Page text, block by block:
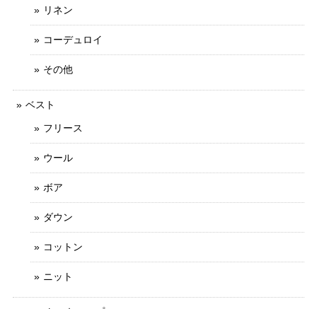
リネン
コーデュロイ
その他
ベスト
フリース
ウール
ボア
ダウン
コットン
ニット